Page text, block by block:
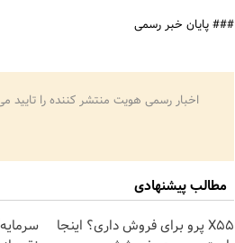
### پایان خبر رسمی
اخبار رسمی هویت منتشر کننده را
مطالب پیشنهادی
X55 پرو برای فروش داری؟ اینجا